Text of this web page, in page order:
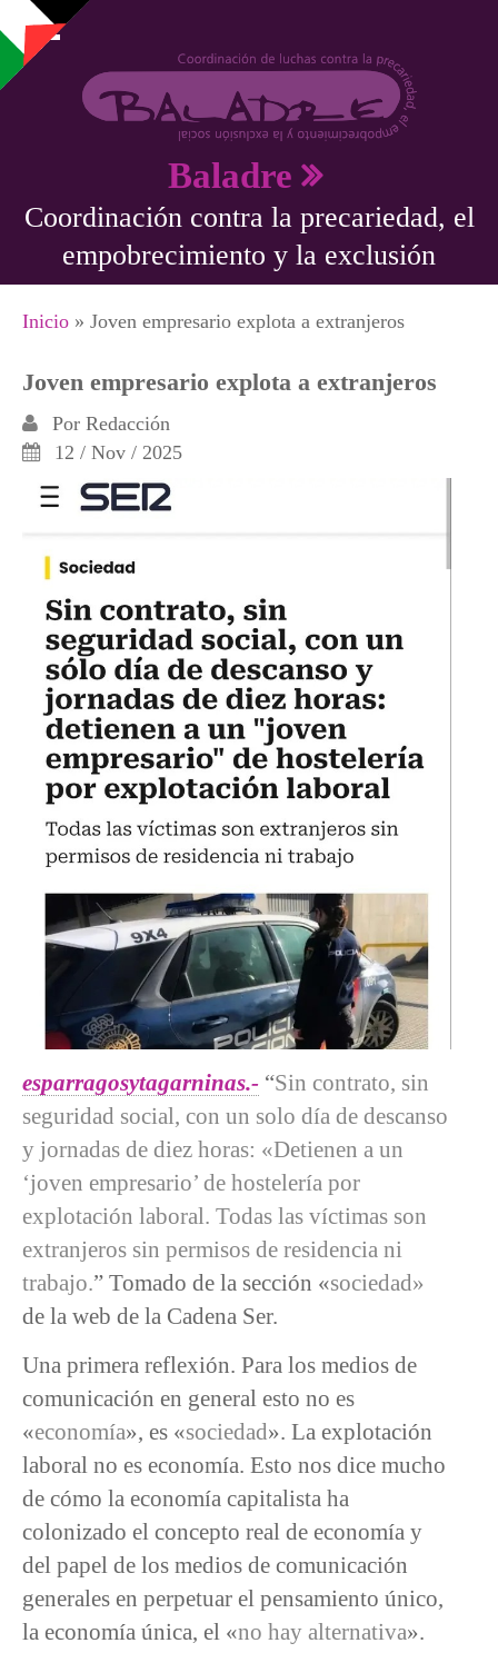
Pasar al contenido principal
Baladre
Coordinación contra la precariedad, el
empobrecimiento y la exclusión
Se encuentra usted aquí
Inicio » Joven empresario explota a extranjeros
Joven empresario explota a extranjeros
Por Redacción
12 / Nov / 2025
esparragosytagarninas.- “Sin contrato, sin
seguridad social, con un solo día de descanso
y jornadas de diez horas: «Detienen a un
‘joven empresario’ de hostelería por
explotación laboral. Todas las víctimas son
extranjeros sin permisos de residencia ni
trabajo.” Tomado de la sección «sociedad»
de la web de la Cadena Ser.
Una primera reflexión. Para los medios de
comunicación en general esto no es
«economía», es «sociedad». La explotación
laboral no es economía. Esto nos dice mucho
de cómo la economía capitalista ha
colonizado el concepto real de economía y
del papel de los medios de comunicación
generales en perpetuar el pensamiento único,
la economía única, el «no hay alternativa».